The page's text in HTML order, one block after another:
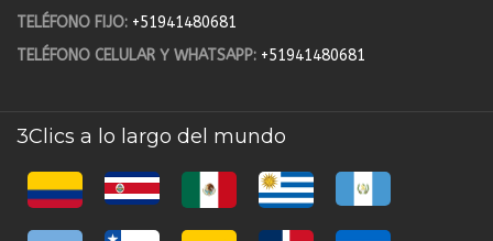
TELÉFONO FIJO: +51941480681
TELÉFONO CELULAR Y WHATSAPP: +51941480681
3Clics a lo largo del mundo